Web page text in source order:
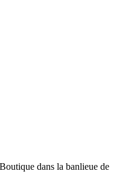
dans la banlieue de